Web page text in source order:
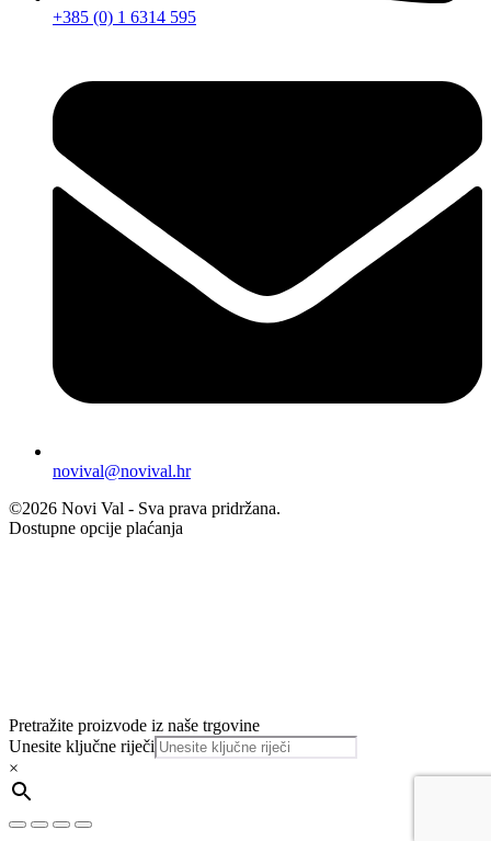
+385 (0) 1 6314 595
novival@novival.hr
©2026 Novi Val - Sva prava pridržana.
Dostupne opcije plaćanja
Pretražite proizvode iz naše trgovine
Unesite ključne riječi
×